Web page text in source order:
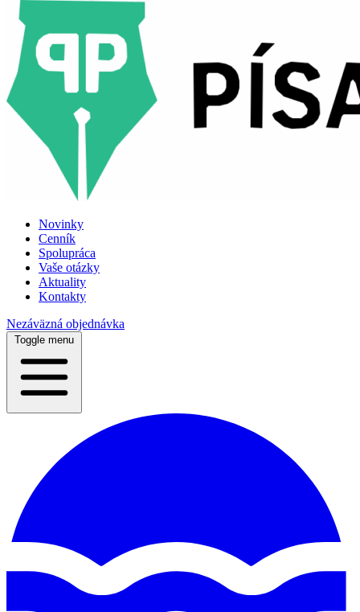
Novinky
Cenník
Spolupráca
Vaše otázky
Aktuality
Kontakty
Nezáväzná objednávka
Toggle menu